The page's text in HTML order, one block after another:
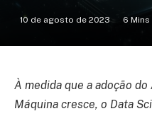
10 de agosto de 2023 6
À medida que a adoção
Máquina cresce, o Data